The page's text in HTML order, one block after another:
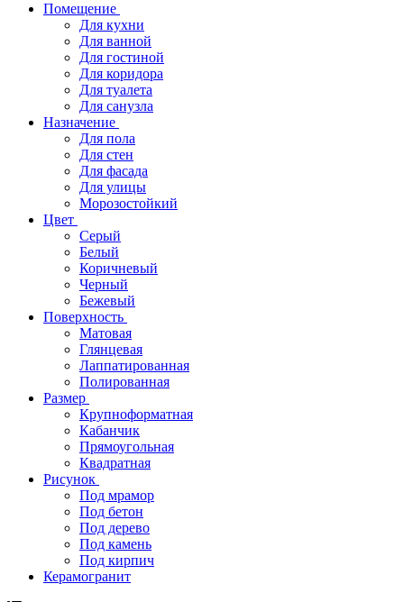
Помещение
Для кухни
Для ванной
Для гостиной
Для коридора
Для туалета
Для санузла
Назначение
Для пола
Для стен
Для фасада
Для улицы
Морозостойкий
Цвет
Серый
Белый
Коричневый
Черный
Бежевый
Поверхность
Матовая
Глянцевая
Лаппатированная
Полированная
Размер
Крупноформатная
Кабанчик
Прямоугольная
Квадратная
Рисунок
Под мрамор
Под бетон
Под дерево
Под камень
Под кирпич
Керамогранит